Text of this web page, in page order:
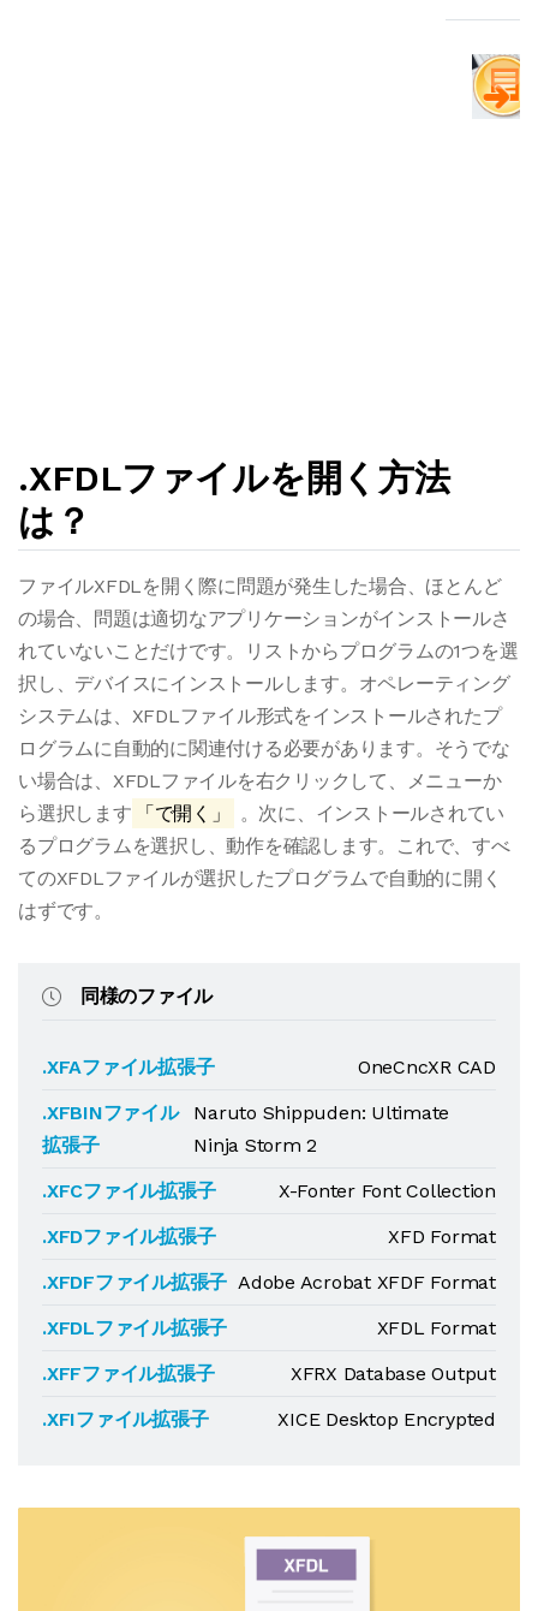
.XFDLファイルを開く方法
は？
ファイルXFDLを開く際に問題が発生した場合、ほとんど
の場合、問題は適切なアプリケーションがインストールさ
れていないことだけです。リストからプログラムの1つを選
択し、デバイスにインストールします。オペレーティング
システムは、XFDLファイル形式をインストールされたプ
ログラムに自動的に関連付ける必要があります。そうでな
い場合は、XFDLファイルを右クリックして、メニューか
ら選択します
「で開く」
。次に、インストールされてい
るプログラムを選択し、動作を確認します。これで、すべ
てのXFDLファイルが選択したプログラムで自動的に開く
はずです。
同様のファイル
.XFAファイル拡張子
OneCncXR CAD
.XFBINファイル
拡張子
Naruto Shippuden: Ultimate
Ninja Storm 2
.XFCファイル拡張子
X-Fonter Font Collection
.XFDファイル拡張子
XFD Format
.XFDFファイル拡張子 Adobe Acrobat XFDF Format
.XFDLファイル拡張子
XFDL Format
.XFFファイル拡張子
XFRX Database Output
.XFIファイル拡張子
XICE Desktop Encrypted